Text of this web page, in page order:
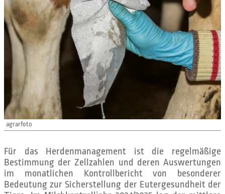
agrarfoto
Für das Herdenmanagement ist die regelmäßige
Bestimmung der Zellzahlen und deren Auswertungen
im monatlichen Kontrollbericht von besonderer
Bedeutung zur Sicherstellung der Eutergesundheit der